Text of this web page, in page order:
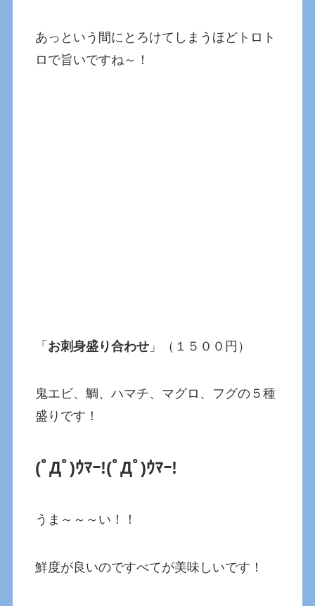
あっという間にとろけてしまうほどトロト
ロで旨いですね～！
「 お刺身盛り合わせ 」（１５００円）
鬼エビ、鯛、ハマチ、マグロ、フグの５種
盛りです！
(ﾟДﾟ)ｳﾏｰ!(ﾟДﾟ)ｳﾏｰ!
うま～～～い！！
鮮度が良いのですべてが美味しいです！